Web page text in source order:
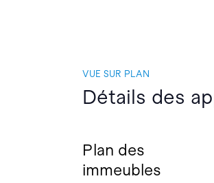
VUE SUR PLAN
Détails des
Plan des
immeubles